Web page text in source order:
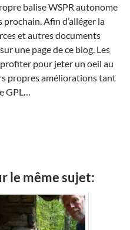
balise WSPR autonome
Afin d’alléger la
et autres documents
une page de ce blog. Les
pour jeter un oeil au
propres améliorations tant
GPL…
le même sujet: